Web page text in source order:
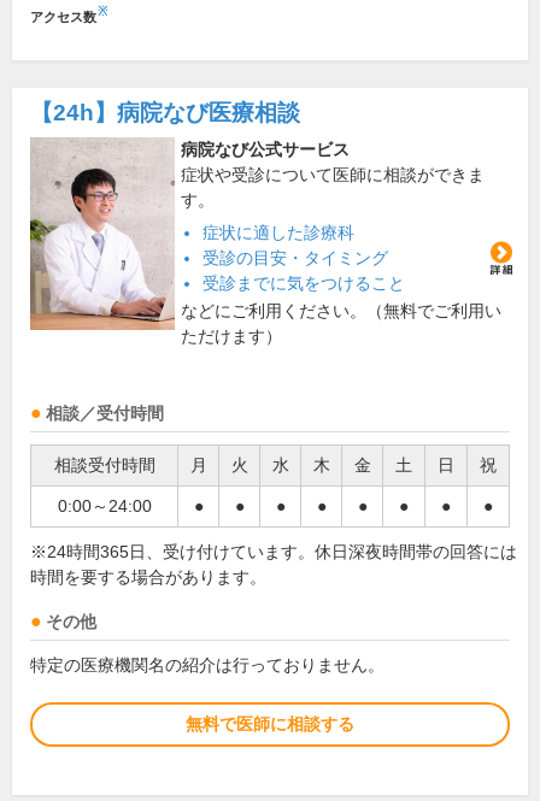
アクセス数※
【24h】 病院なび医療相談
病院なび公式サービス
症状や受診について医師に相談ができま
す。
症状に適した診療科
受診の目安・タイミング
受診までに気をつけること
などにご利用ください。（無料でご利用い
ただけます）
相談／受付時間
相談受付時間 月 火 水 木 金 土 日 祝
0:00～24:00 ● ● ● ● ● ● ● ●
※24時間365日、受け付けています。休日深夜時間帯の回答には
時間を要する場合があります。
その他
特定の医療機関名の紹介は行っておりません。
無料で医師に相談する